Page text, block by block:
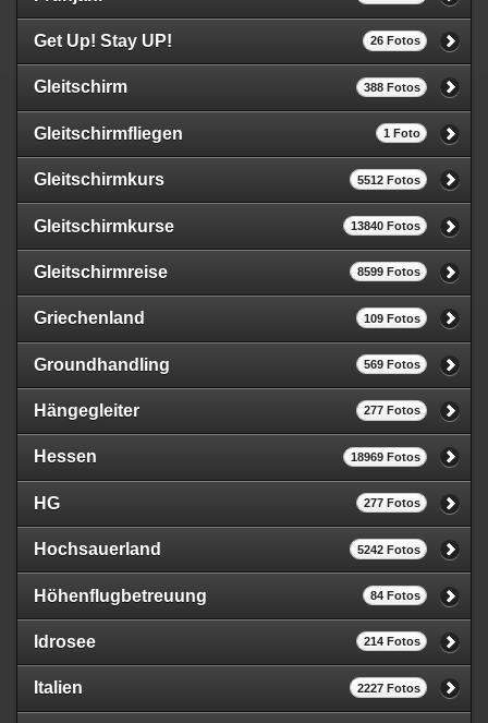
Get Up! Stay UP! 26 Fotos
Gleitschirm 388 Fotos
Gleitschirmfliegen 1 Foto
Gleitschirmkurs 5512 Fotos
Gleitschirmkurse 13840 Fotos
Gleitschirmreise 8599 Fotos
Griechenland 109 Fotos
Groundhandling 569 Fotos
Hängegleiter 277 Fotos
Hessen 18969 Fotos
HG 277 Fotos
Hochsauerland 5242 Fotos
Höhenflugbetreuung 84 Fotos
Idrosee 214 Fotos
Italien 2227 Fotos